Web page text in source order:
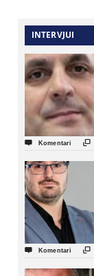
INTERVJUI
 Komentari 
 Komentari 